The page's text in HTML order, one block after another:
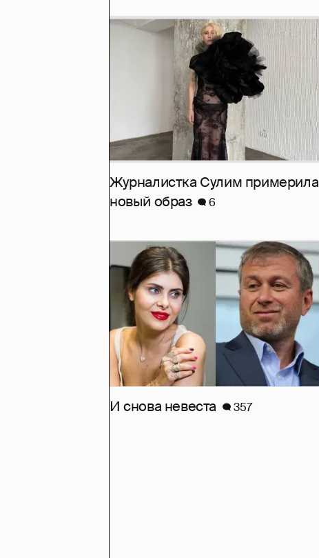
Журналистка Сулим примерила
новый образ
6
И снова невеста 357